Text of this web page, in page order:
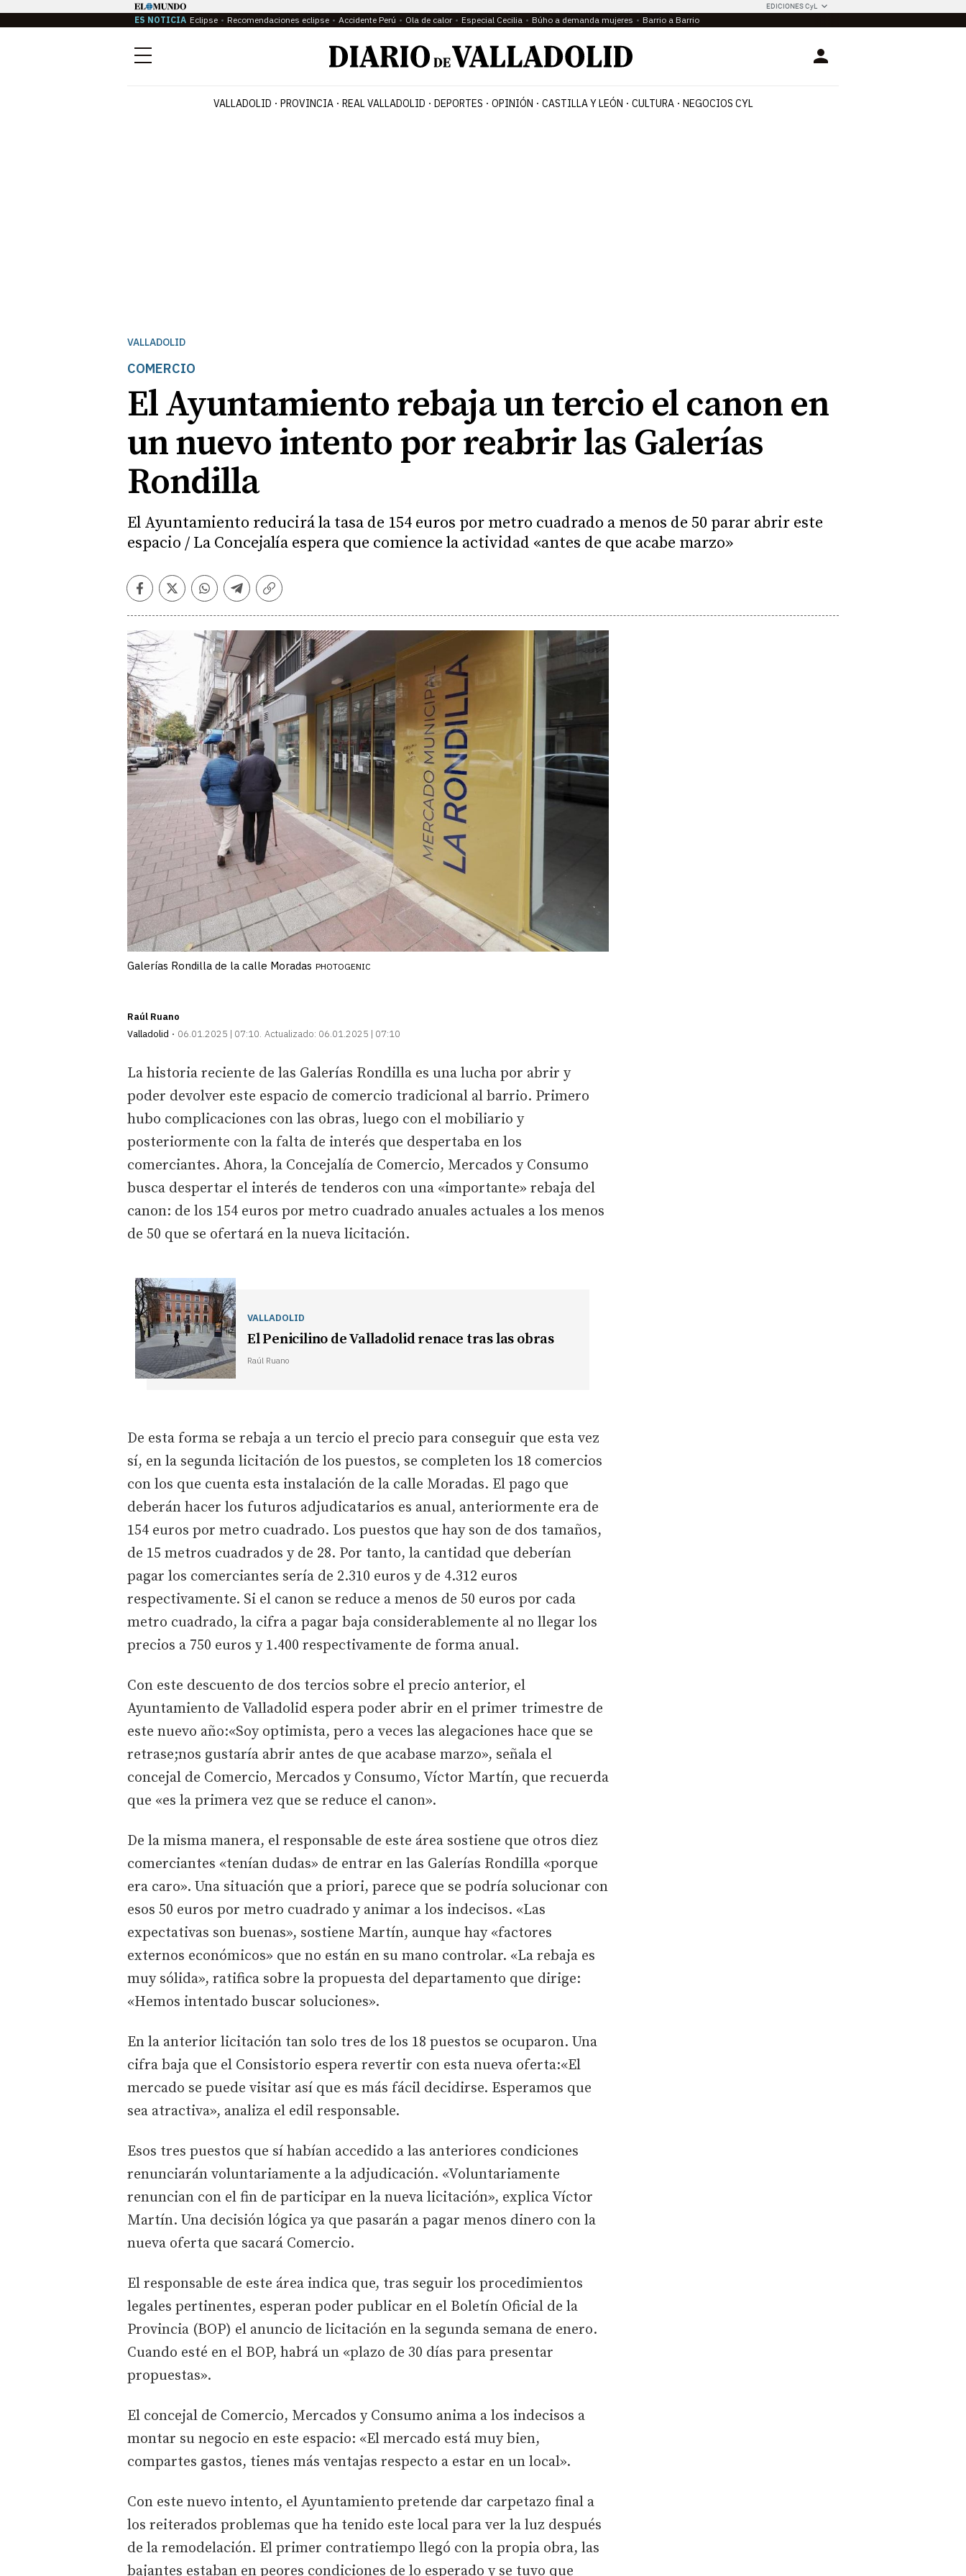
EDICIONES CyL
ES NOTICIA Eclipse Recomendaciones eclipse Accidente Perú Ola de calor Especial Cecilia Búho a demanda mujeres Barrio a Barrio
Menú Login
VALLADOLID PROVINCIA REAL VALLADOLID DEPORTES OPINIÓN CASTILLA Y LEÓN CULTURA NEGOCIOS CYL
VALLADOLID
COMERCIO
El Ayuntamiento rebaja un tercio el canon en
un nuevo intento por reabrir las Galerías
Rondilla
El Ayuntamiento reducirá la tasa de 154 euros por metro cuadrado a menos de 50 parar abrir este
espacio / La Concejalía espera que comience la actividad «antes de que acabe marzo»
Facebook
TwitterWhatsapp
Telegram
Copiar
Galerías Rondilla de la calle Moradas PHOTOGENIC
Raúl Ruano
Valladolid
06.01.2025 | 07:10 Actualizado: 06.01.2025 | 07:10
La historia reciente de las Galerías Rondilla es una lucha por abrir y
poder devolver este espacio de comercio tradicional al barrio. Primero
hubo complicaciones con las obras, luego con el mobiliario y
posteriormente con la falta de interés que despertaba en los
comerciantes. Ahora, la Concejalía de Comercio, Mercados y Consumo
busca despertar el interés de tenderos con una «importante» rebaja del
canon: de los 154 euros por metro cuadrado anuales actuales a los menos
de 50 que se ofertará en la nueva licitación.
VALLADOLID
El Penicilino de Valladolid renace tras las obras
Raúl Ruano
De esta forma se rebaja a un tercio el precio para conseguir que esta vez
sí, en la segunda licitación de los puestos, se completen los 18 comercios
con los que cuenta esta instalación de la calle Moradas. El pago que
deberán hacer los futuros adjudicatarios es anual, anteriormente era de
154 euros por metro cuadrado. Los puestos que hay son de dos tamaños,
de 15 metros cuadrados y de 28. Por tanto, la cantidad que deberían
pagar los comerciantes sería de 2.310 euros y de 4.312 euros
respectivamente. Si el canon se reduce a menos de 50 euros por cada
metro cuadrado, la cifra a pagar baja considerablemente al no llegar los
precios a 750 euros y 1.400 respectivamente de forma anual.
Con este descuento de dos tercios sobre el precio anterior, el
Ayuntamiento de Valladolid espera poder abrir en el primer trimestre de
este nuevo año:«Soy optimista, pero a veces las alegaciones hace que se
retrase;nos gustaría abrir antes de que acabase marzo», señala el
concejal de Comercio, Mercados y Consumo, Víctor Martín, que recuerda
que «es la primera vez que se reduce el canon».
De la misma manera, el responsable de este área sostiene que otros diez
comerciantes «tenían dudas» de entrar en las Galerías Rondilla «porque
era caro». Una situación que a priori, parece que se podría solucionar con
esos 50 euros por metro cuadrado y animar a los indecisos. «Las
expectativas son buenas», sostiene Martín, aunque hay «factores
externos económicos» que no están en su mano controlar. «La rebaja es
muy sólida», ratifica sobre la propuesta del departamento que dirige:
«Hemos intentado buscar soluciones».
En la anterior licitación tan solo tres de los 18 puestos se ocuparon. Una
cifra baja que el Consistorio espera revertir con esta nueva oferta:«El
mercado se puede visitar así que es más fácil decidirse. Esperamos que
sea atractiva», analiza el edil responsable.
Esos tres puestos que sí habían accedido a las anteriores condiciones
renunciarán voluntariamente a la adjudicación. «Voluntariamente
renuncian con el fin de participar en la nueva licitación», explica Víctor
Martín. Una decisión lógica ya que pasarán a pagar menos dinero con la
nueva oferta que sacará Comercio.
El responsable de este área indica que, tras seguir los procedimientos
legales pertinentes, esperan poder publicar en el Boletín Oficial de la
Provincia (BOP) el anuncio de licitación en la segunda semana de enero.
Cuando esté en el BOP, habrá un «plazo de 30 días para presentar
propuestas».
El concejal de Comercio, Mercados y Consumo anima a los indecisos a
montar su negocio en este espacio: «El mercado está muy bien,
compartes gastos, tienes más ventajas respecto a estar en un local».
Con este nuevo intento, el Ayuntamiento pretende dar carpetazo final a
los reiterados problemas que ha tenido este local para ver la luz después
de la remodelación. El primer contratiempo llegó con la propia obra, las
bajantes estaban en peores condiciones de lo esperado y se tuvo que